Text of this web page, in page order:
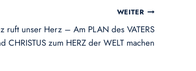
WEITER
ruft unser Herz – Am PLAN des VATERS
CHRISTUS zum HERZ der WELT machen